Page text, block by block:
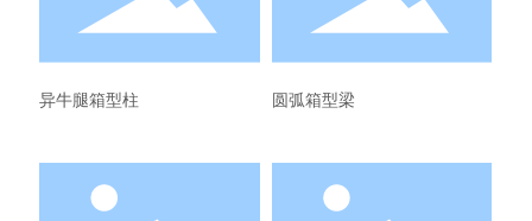
异牛腿箱型柱 圆弧箱型梁